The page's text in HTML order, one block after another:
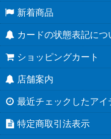
新着商品
カードの状態表記につ
ショッピングカート
店舗案内
最近チェックしたアイ
特定商取引法表示